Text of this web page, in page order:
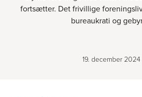
fortsætter. Det frivillige
bureaukrati og
19. december 2024